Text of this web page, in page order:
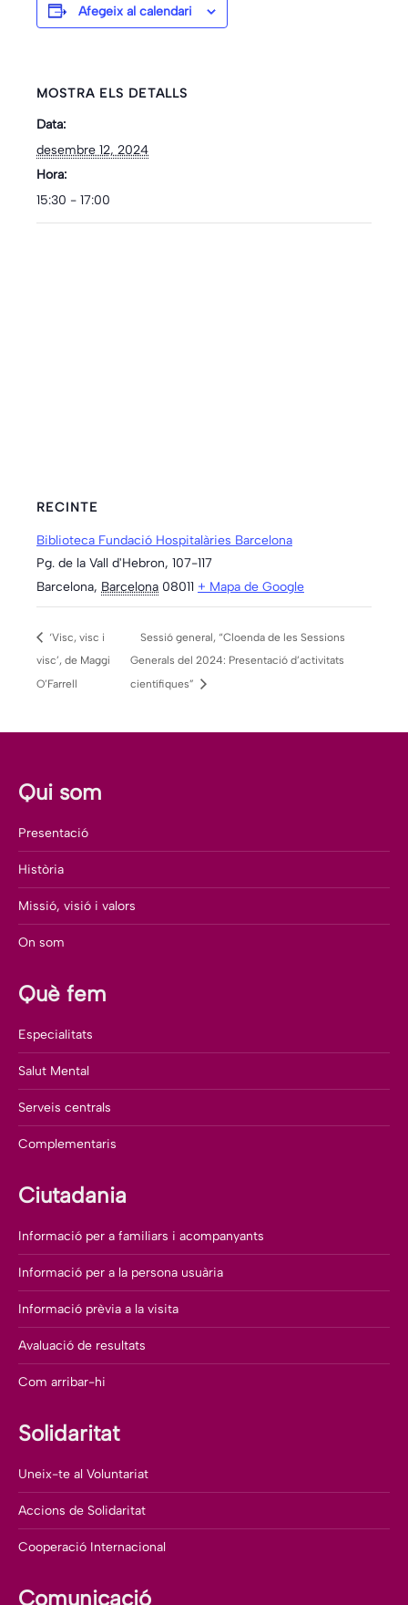
Afegeix al calendari
MOSTRA ELS DETALLS
Data:
desembre 12, 2024
Hora:
15:30 - 17:00
RECINTE
Biblioteca Fundació Hospitalàries Barcelona
Pg. de la Vall d'Hebron, 107-117
Barcelona, Barcelona 08011 + Mapa de Google
‘Visc, visc i
visc’, de Maggi
O’Farrell
Sessió general, “Cloenda de les Sessions
Generals del 2024: Presentació d’activitats
científiques”
Qui som
Presentació
Història
Missió, visió i valors
On som
Què fem
Especialitats
Salut Mental
Serveis centrals
Complementaris
Ciutadania
Informació per a familiars i acompanyants
Informació per a la persona usuària
Informació prèvia a la visita
Avaluació de resultats
Com arribar-hi
Solidaritat
Uneix-te al Voluntariat
Accions de Solidaritat
Cooperació Internacional
Comunicació